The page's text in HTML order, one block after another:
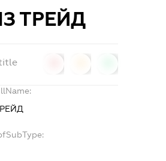
ТРЕЙД